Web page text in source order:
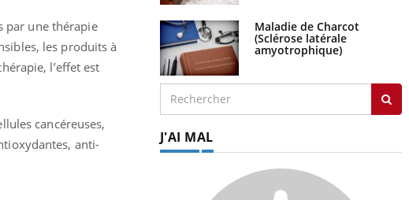
par une thérapie
les produits à
l’effet est
cancéreuses,
anti-
Maladie de Charcot
(Sclérose latérale
amyotrophique)
J'AI MAL